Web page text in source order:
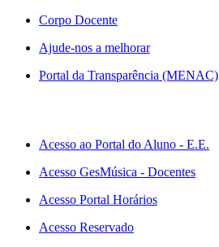
Corpo Docente
Ajude-nos a melhorar
Portal da Transparência (MENAC)
Acesso ao Portal do Aluno - E.E.
Acesso GesMúsica - Docentes
Acesso Portal Horários
Acesso Reservado